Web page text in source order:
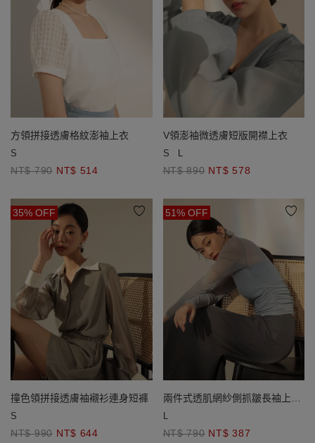
方領拼接透膚格紋澎袖上衣
S
NT$ 790 NT$ 514
V領澎袖微透膚短版開襟上衣
S L
NT$ 890 NT$ 578
35% OFF
撞色領拼接透膚袖襯衫連身短褲
S
NT$ 990 NT$ 644
51% OFF
兩件式透肌網紗側抓皺長袖上衣
(附胸墊)
L
NT$ 790 NT$ 387